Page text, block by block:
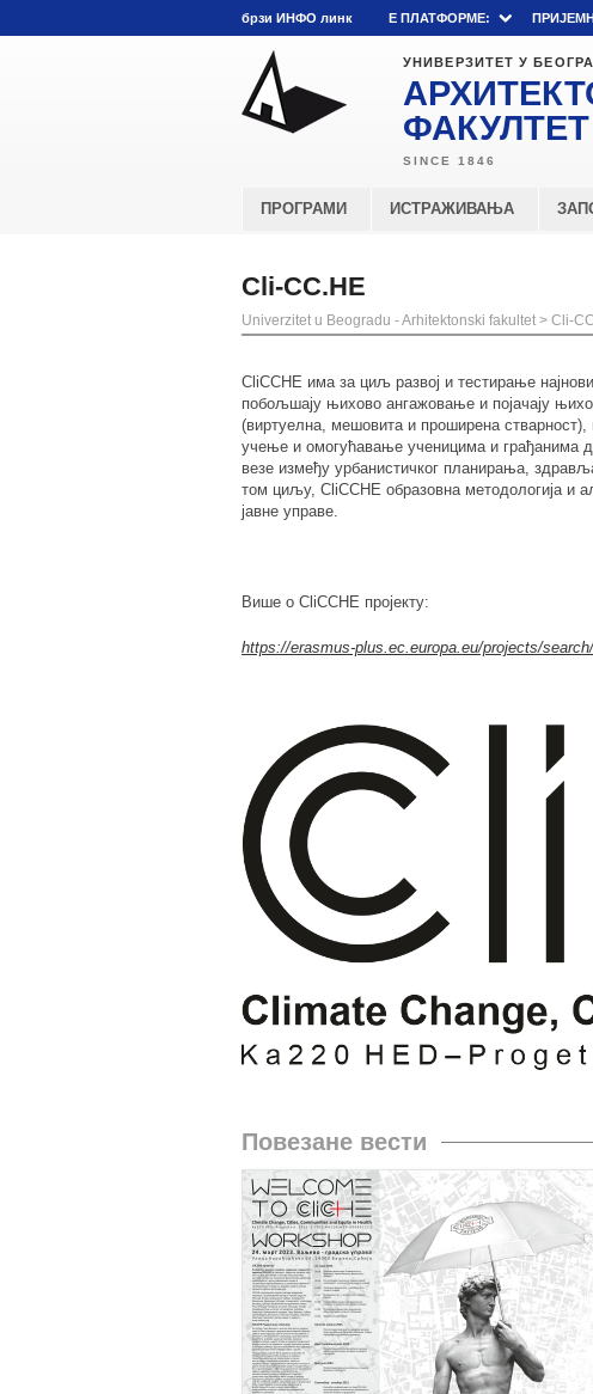
брзи ИНФО линк E ПЛАТФОРМЕ:
УНИВЕРЗИТЕТ У
ФАКУЛТЕТ
ПРОГРАМИ ИСТРАЖИВАЊА
Cli-CC.HE
Univerzitet u Beogradu - Arhitektonski fakultet > Cli-
CliCCHE има за циљ развој и тестирање
побољшају њихово ангажовање и појачају
(виртуелна, мешовита и проширена
учење и омогућавање ученицима и грађанима
везе између урбанистичког планирања,
том циљу, CliCCHE образовна методологија и
јавне управе.
Више о CliCCHE пројекту:
https://erasmus-plus.ec.europa.eu/projects/
Повезане вести